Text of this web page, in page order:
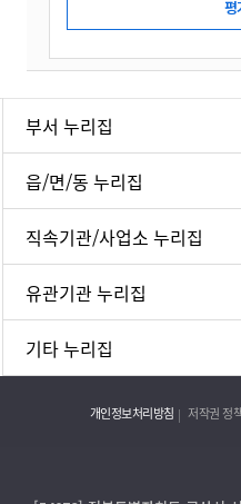
부서 누리집
읍/면/동 누리집
직속기관/사업소 누리집
유관기관 누리집
기타 누리집
개인정보처리방침 저작권 정